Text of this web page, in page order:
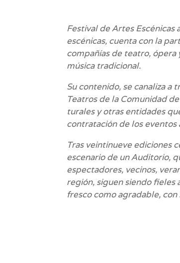
Festival de Artes
escénicas, cuenta con la
compañías de teatro, ópera
música tradicional.
Su contenido, se canaliza a
Teatros de la Comunidad
turales y otras entidades
contratación de los
Tras veintinueve ediciones
escenario de un Auditorio,
espectadores, vecinos,
región, siguen siendo fieles
fresco como agradable,